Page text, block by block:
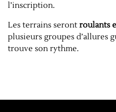
l’inscription.
Les terrains seront roulants
plusieurs groupes d’allures
trouve son rythme.